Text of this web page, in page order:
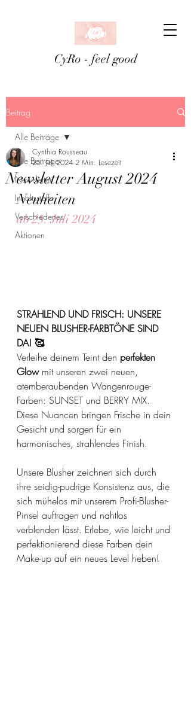
CyRo - feel good
Beitrag
Alle Beiträge
Newsletter
Inhaltsstoffe
Verschiedenes
Aktionen
Alle Beiträge
Newsletter August 2024
Cynthia Rousseau
25. Juli 2024 2 Min. Lesezeit
Neuheiten
ab 25. Juli 2024
STRAHLEND UND FRISCH: UNSERE
NEUEN BLUSHER-FARBTÖNE SIND
DA! 🥰
Verleihe deinem Teint den perfekten
Glow mit unseren zwei neuen,
atemberaubenden Wangenrouge-
Farben: SUNSET und BERRY MIX.
Diese Nuancen bringen Frische in dein
Gesicht und sorgen für ein
harmonisches, strahlendes Finish.
Unsere Blusher zeichnen sich durch
ihre seidig-pudrige Konsistenz aus, die
sich mühelos mit unserem Profi-Blusher-
Pinsel auftragen und nahtlos
verblenden lässt. Erlebe, wie leicht und
perfektionierend diese Farben dein
Make-up auf ein neues Level heben!